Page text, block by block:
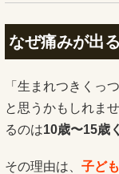
なぜ痛みが出
「生まれつきくっ
と思うかもしれま
るのは10歳〜15歳
その理由は、 子ど